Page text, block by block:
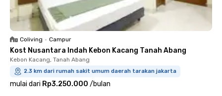
Coliving • Campur
Kost Nusantara Indah Kebon Kacang Tanah Abang
Kebon Kacang, Tanah Abang
2.3 km dari rumah sakit umum daerah tarakan jakarta
mulai dari Rp3.250.000 /bulan